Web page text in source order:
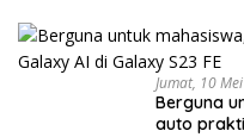
Jumat, 10
Berguna
auto